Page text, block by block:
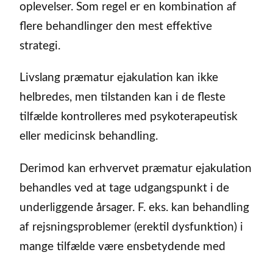
oplevelser. Som regel er en kombination af
flere behandlinger den mest effektive
strategi.
Livslang præmatur ejakulation kan ikke
helbredes, men tilstanden kan i de fleste
tilfælde kontrolleres med psykoterapeutisk
eller medicinsk behandling.
Derimod kan erhvervet præmatur ejakulation
behandles ved at tage udgangspunkt i de
underliggende årsager. F. eks. kan behandling
af rejsningsproblemer (erektil dysfunktion) i
mange tilfælde være ensbetydende med